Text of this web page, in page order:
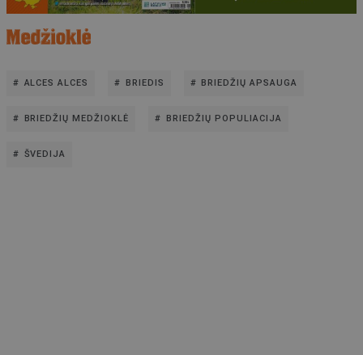
ALCES ALCES BRIEDIS BRIEDŽIŲ APSAUGA
BRIEDŽIŲ MEDŽIOKLĖ BRIEDŽIŲ POPULIACIJA
ŠVEDIJA